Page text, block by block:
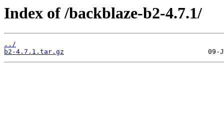
Index of /backblaze-b2-4.7.1/
../
b2-4.7.1.tar.gz